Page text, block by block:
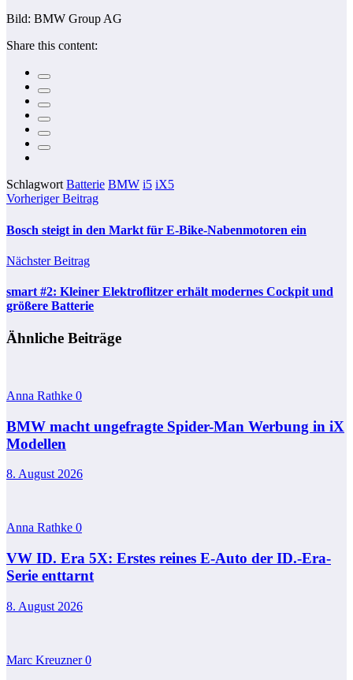
Bild: BMW Group AG
Share this content:
Schlagwort Batterie BMW i5 iX5
Vorheriger Beitrag
Bosch steigt in den Markt für E-Bike-Nabenmotoren ein
Nächster Beitrag
smart #2: Kleiner Elektroflitzer erhält modernes Cockpit und
größere Batterie
Ähnliche Beiträge
Anna Rathke 0
BMW macht ungefragte Spider-Man Werbung in iX
Modellen
8. August 2026
Anna Rathke 0
VW ID. Era 5X: Erstes reines E-Auto der ID.-Era-
Serie enttarnt
8. August 2026
Marc Kreuzner0